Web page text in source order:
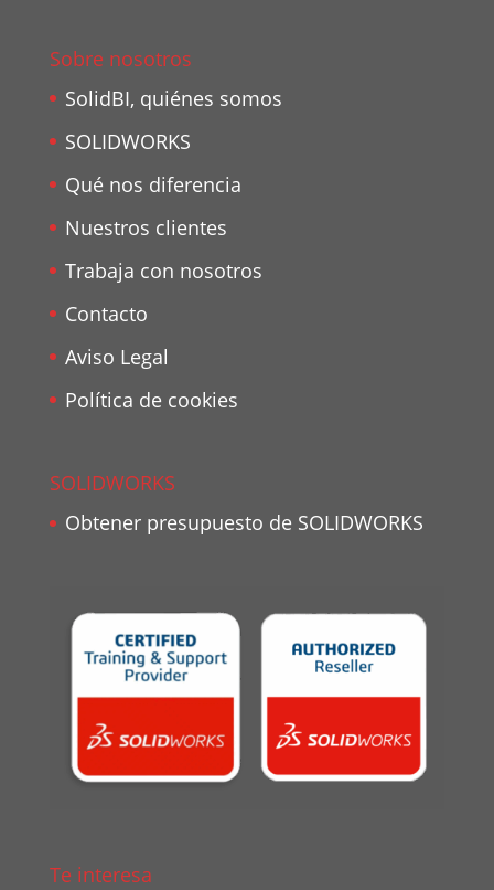
Sobre nosotros
SolidBI, quiénes somos
SOLIDWORKS
Qué nos diferencia
Nuestros clientes
Trabaja con nosotros
Contacto
Aviso Legal
Política de cookies
SOLIDWORKS
Obtener presupuesto de SOLIDWORKS
Te interesa